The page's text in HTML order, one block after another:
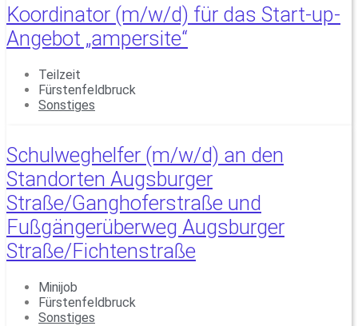
Koordinator (m/w/d) für das Start-up-
Angebot „ampersite“
Teilzeit
Fürstenfeldbruck
Sonstiges
Schulweghelfer (m/w/d) an den
Standorten Augsburger
Straße/Ganghoferstraße und
Fußgängerüberweg Augsburger
Straße/Fichtenstraße
Minijob
Fürstenfeldbruck
Sonstiges